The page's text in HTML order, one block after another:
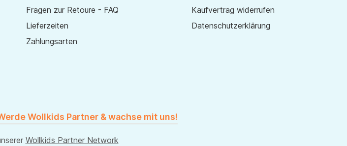
Fragen zur Retoure - FAQ
Lieferzeiten
Zahlungsarten
Kaufvertrag widerrufen
Datenschutzerklärung
Wollkids Partner & wachse mit uns!
Wollkids Partner Network